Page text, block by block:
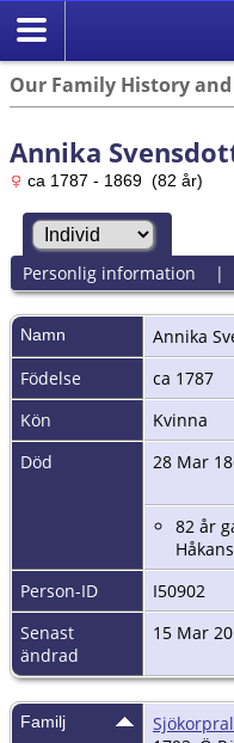
Our Family History
Annika
ca 1787 - 1869 (82 år)
Personlig information |
Namn Annika
Födelse
ca 1787
Kön
Kvinna
Död
28 Mar
82 år
Person-ID
I50902
Senast
ändrad
15 Mar
Familj